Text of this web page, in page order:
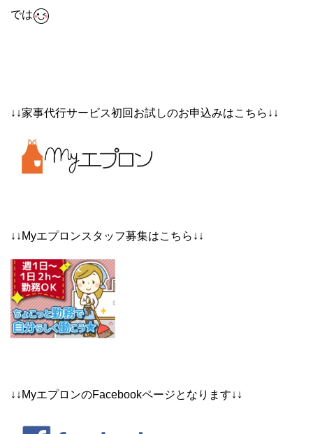
では
↓↓家事代行サービス初回お試しのお申込みはこちら↓↓
↓↓Myエプロンスタッフ募集はこちら↓↓
↓↓MyエプロンのFacebookページとなります↓↓